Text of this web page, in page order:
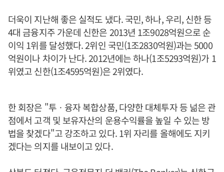
더욱이 지난해 좋은 실적도 냈다. 국민, 하나, 우리, 신한 등
4대 금융지주 가운데 신한은 2013년 1조9028억원으로 순
이익 1위를 달성했다. 2위인 국민(1조2830억원)과는 5000
억원이나 차이가 난다. 2012년에는 하나(1조5293억원)가 1
위였고 신한(1조4595억원)은 2위였다.
한 회장은 "투ㆍ융자 복합상품, 다양한 대체투자 등 넒은 관
점에서 고객 및 보유자산의 운용수익률을 높일 수 있는 방
법을 찾겠다"고 강조하고 있다. 1위 자리를 올해에도 지키
겠다는 의지를 내보이고 있다.